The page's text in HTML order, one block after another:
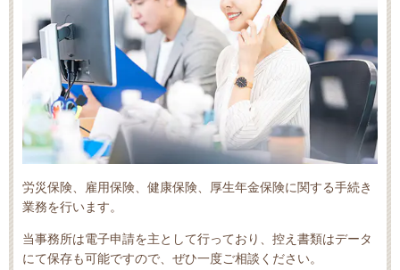
労災保険、雇用保険、健康保険、厚生年金保険に関する手続き
業務を行います。
当事務所は電子申請を主として行っており、控え書類はデータ
にて保存も可能ですので、ぜひ一度ご相談ください。